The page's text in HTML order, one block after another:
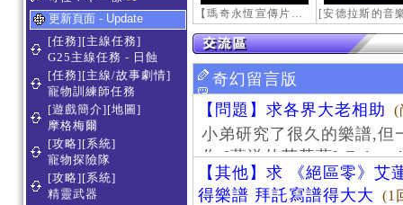
更新頁面 - Update
[任務][主線任務]
G25主線任務 - 日蝕
[任務][主線/故事劇情]
寵物訓練師任務
[遊戲簡介][地圖]
摩格梅爾
[攻略][系統]
寵物探險隊
[攻略][系統]
精靈武器
【瑪奇永恆宣傳片】最初的感動
奇幻留言版
【問題】求各界大老相助
(
小弟研究了很久的樂譜,但
作 [葬送的芙莉蓮]-
【其他】求 《絕區零》艾
得樂譜 拜託寫譜得大大
(1